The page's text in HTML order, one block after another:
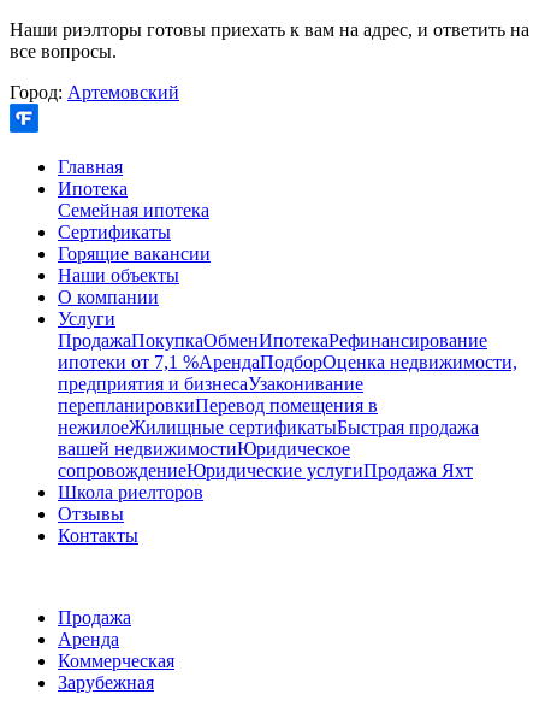
Наши риэлторы готовы приехать к вам на адрес, и ответить на
все вопросы.
Город: Артемовский
Главная
Ипотека
Семейная ипотека
Сертификаты
Горящие вакансии
Наши объекты
О компании
Услуги
ПродажаПокупкаОбменИпотекаРефинансирование
ипотеки от 7,1 %АрендаПодборОценка недвижимости,
предприятия и бизнесаУзаконивание
перепланировкиПеревод помещения в
нежилоеЖилищные сертификатыБыстрая продажа
вашей недвижимостиЮридическое
сопровождениеЮридические услугиПродажа Яхт
Школа риелторов
Отзывы
Контакты
Продажа
Аренда
Коммерческая
Зарубежная